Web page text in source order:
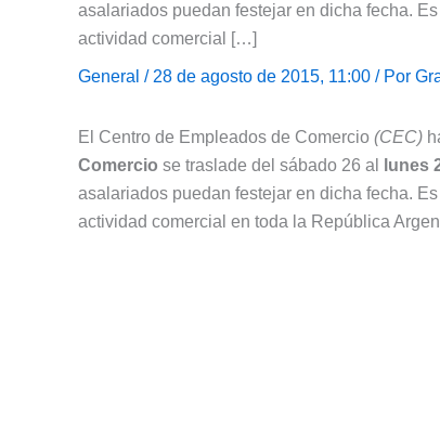
asalariados puedan festejar en dicha fecha.
actividad comercial […]
General / 28 de agosto de 2015, 11:00 / Por
El Centro de Empleados de Comercio (CEC)
Comercio se traslade del sábado 26 al lunes
asalariados puedan festejar en dicha fecha.
actividad comercial en toda la República